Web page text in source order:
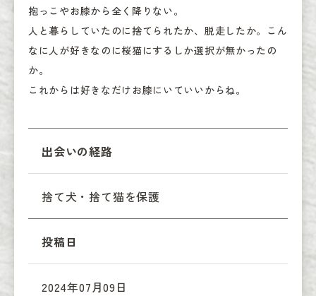
抱っこやお膝から全く降りない。
人と暮らしていたのに捨てられたか、脱走したか。こん
なに人が好きなのに桜猫にするしか選択が無かったの
か。
これからは好きなだけお膝にいていいからね。
出会いの経路
捨て犬・捨て猫を保護
投稿日
2024年07月09日